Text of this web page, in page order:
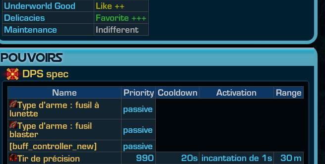
Underworld Good
Like ++
Delicacies
Favorite +++
Maintenance
Indifferent
POUVOIRS
DPS spec
Name Priority Cooldown Activation
Range
Type d'arme : fusil à
lunette
passive
Type d'arme : fusil
blaster
passive
[buff_controller_new]
passive
Tir de précision
990 20s incantation de 1s
30 m